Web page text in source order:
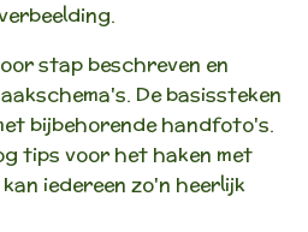
stap beschreven en
De basissteken
bijbehorende handfoto's.
tips voor het haken met
iedereen zo'n heerlijk